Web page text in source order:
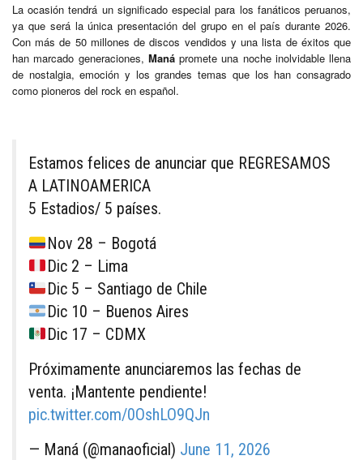
La ocasión tendrá un significado especial para los fanáticos peruanos,
ya que será la única presentación del grupo en el país durante 2026.
Con más de 50 millones de discos vendidos y una lista de éxitos que
han marcado generaciones, Manápromete una noche inolvidable llena
de nostalgia, emoción y los grandes temas que los han consagrado
como pioneros del rock en español.
Estamos felices de anunciar que REGRESAMOS
A LATINOAMERICA
5 Estadios/ 5 países.
Nov 28 – Bogotá
Dic 2 – Lima
Dic 5 – Santiago de Chile
Dic 10 – Buenos Aires
Dic 17 – CDMX
Próximamente anunciaremos las fechas de
venta. ¡Mantente pendiente!
pic.twitter.com/0OshLO9QJn
— Maná (@manaoficial) June 11, 2026